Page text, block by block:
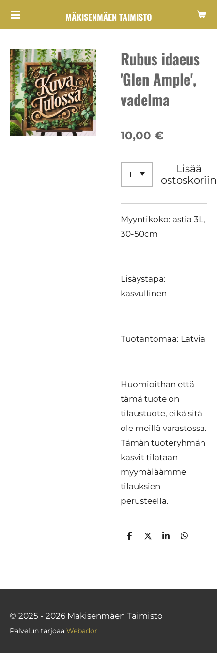
Siirry
MÄKISENMÄEN TAIMISTO
Rubus idaeus
'Glen Ample',
vadelma
10,00 €
Lisää
ostoskoriin
Myyntikoko: astia 3L,
30-50cm
Lisäystapa:
kasvullinen
Tuotantomaa: Latvia
Huomioithan että
tämä tuote on
tilaustuote, eikä sitä
ole meillä varastossa.
Tämän tuoteryhmän
kasvit tilataan
myymäläämme
tilauksien
perusteella.
J
J
J
J
© 2025 - 2026 Mäkisenmäen Taimisto
Palvelun tarjoaa Webador